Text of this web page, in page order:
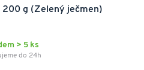
200 g (Zelený ječmen)
> 5 ks
do 24h